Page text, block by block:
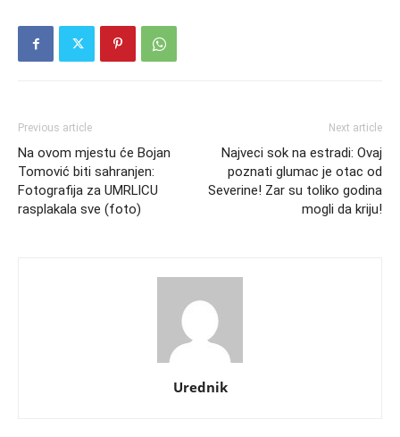
Previous article
Na ovom mjestu će Bojan
Tomović biti sahranjen:
Fotografija za UMRLlCU
rasplakala sve (foto)
Next article
Najveci sok na estradi: Ovaj
poznati glumac je otac od
Severine! Zar su toliko godina
mogli da kriju!
Urednik